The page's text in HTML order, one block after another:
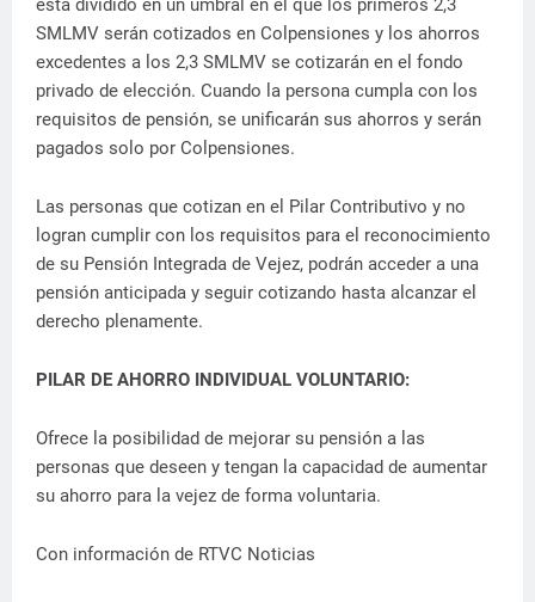
está dividido en un umbral en el que los primeros 2,3
SMLMV serán cotizados en Colpensiones y los ahorros
excedentes a los 2,3 SMLMV se cotizarán en el fondo
privado de elección. Cuando la persona cumpla con los
requisitos de pensión, se unificarán sus ahorros y serán
pagados solo por Colpensiones.
Las personas que cotizan en el Pilar Contributivo y no
logran cumplir con los requisitos para el reconocimiento
de su Pensión Integrada de Vejez, podrán acceder a una
pensión anticipada y seguir cotizando hasta alcanzar el
derecho plenamente.
PILAR DE AHORRO INDIVIDUAL VOLUNTARIO:
Ofrece la posibilidad de mejorar su pensión a las
personas que deseen y tengan la capacidad de aumentar
su ahorro para la vejez de forma voluntaria.
Con información de RTVC Noticias